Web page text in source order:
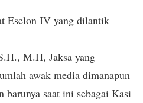
Eselon IV yang dilantik
M.H, Jaksa yang
awak media dimanapun
barunya saat ini sebagai Kasi